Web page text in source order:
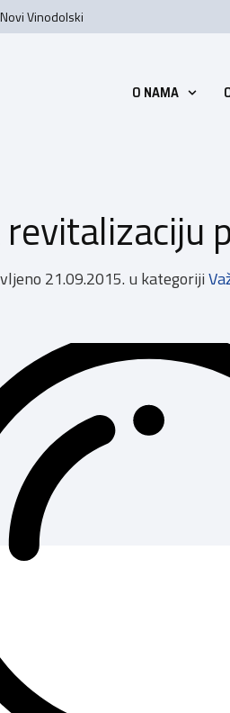
Vinodolski
O NAMA
21.09.2015. u kategoriji